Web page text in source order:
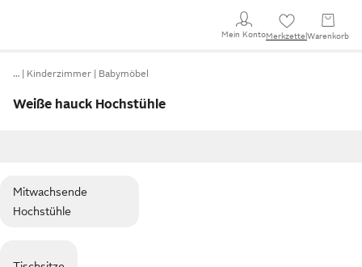
Mein KontoMerkzettel Warenkorb
… Kinderzimmer Babymöbel
Weiße hauck Hochstühle
Mitwachsende
Hochstühle